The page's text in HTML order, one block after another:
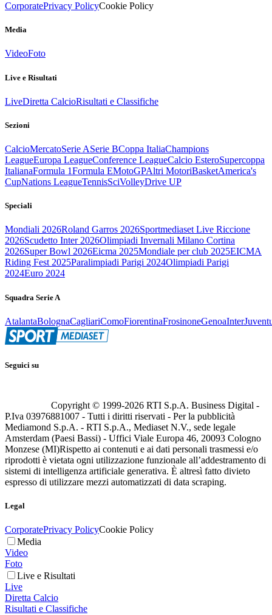
CorporatePrivacy PolicyCookie Policy
Media
VideoFoto
Live e Risultati
LiveDiretta CalcioRisultati e Classifiche
Sezioni
CalcioMercatoSerie ASerie BCoppa ItaliaChampions
LeagueEuropa LeagueConference LeagueCalcio EsteroSupercoppa
ItalianaFormula 1Formula EMotoGPAltri MotoriBasketAmerica's
CupNations LeagueTennisSciVolleyDrive UP
Speciali
Mondiali 2026Roland Garros 2026Sportmediaset Live Riccione
2026Scudetto Inter 2026Olimpiadi Invernali Milano Cortina
2026Super Bowl 2026Eicma 2025Mondiale per club 2025EICMA
Riding Fest 2025Paralimpiadi Parigi 2024Olimpiadi Parigi
2024Euro 2024
Squadra Serie A
AtalantaBolognaCagliariComoFiorentinaFrosinoneGenoaInter
Seguici su
Copyright © 1999-2026 RTI S.p.A. Business Digital -
P.Iva 03976881007 - Tutti i diritti riservati - Per la pubblicità
Mediamond S.p.A. - RTI S.p.A., Mediaset N.V., sede legale
Amsterdam (Paesi Bassi) - Uffici Viale Europa 46, 20093 Cologno
Monzese (MI)Rispetto ai contenuti e ai dati personali trasmessi e/o
riprodotti è vietata ogni utilizzazione funzionale all’addestramento di
sistemi di intelligenza artificiale generativa. È altresì fatto divieto
espresso di utilizzare mezzi automatizzati di data scraping.
Legal
CorporatePrivacy PolicyCookie Policy
Media
Video
Foto
Live e Risultati
Live
Diretta Calcio
Risultati e Classifiche